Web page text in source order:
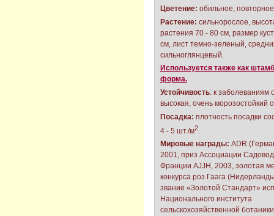
Цветение: обильное,
Растение: сильнорослое,
растения 70 - 80 см, размер
см, лист темно-зеленый,
сильноглянцевый.
Используется также как
форма.
Устойчивость: к заболеваниям
высокая, очень морозостойкий
Посадка: плотность посадки
4 - 5 шт./м2.
Мировые награды: ADR
2001, приз Ассоциации
Франции AJJH, 2003, золотая
конкурса роз Гаага
звание «Золотой Стандарт»
Национального института
сельскохозяйственной ботаники